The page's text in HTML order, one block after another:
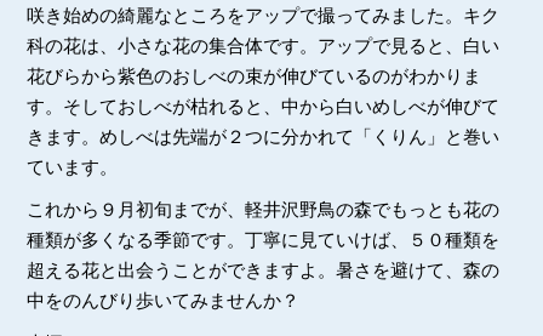
咲き始めの綺麗なところをアップで撮ってみました。キク
科の花は、小さな花の集合体です。アップで見ると、白い
花びらから紫色のおしべの束が伸びているのがわかりま
す。そしておしべが枯れると、中から白いめしべが伸びて
きます。めしべは先端が２つに分かれて「くりん」と巻い
ています。
これから９月初旬までが、軽井沢野鳥の森でもっとも花の
種類が多くなる季節です。丁寧に見ていけば、５０種類を
超える花と出会うことができますよ。暑さを避けて、森の
中をのんびり歩いてみませんか？